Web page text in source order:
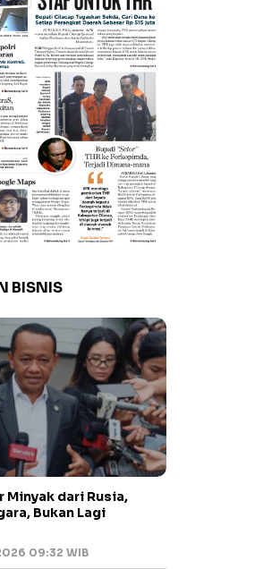
BISNIS
Minyak dari Rusia,
Bukan Lagi
09:32 WIB